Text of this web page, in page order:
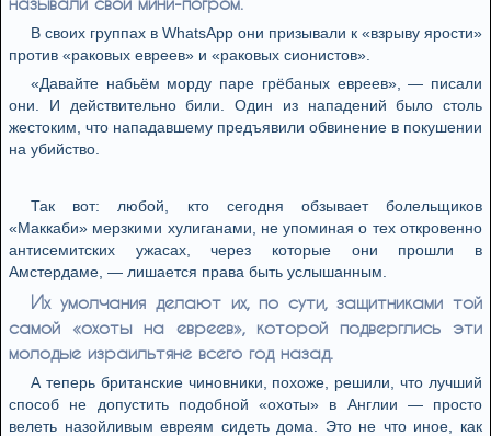
В своих группах в WhatsApp они призывали к «взрыву ярости»
против «раковых евреев» и «раковых сионистов».
«Давайте набьём морду паре грёбаных евреев», — писали
они. И действительно били. Один из нападений было столь
жестоким, что нападавшему предъявили обвинение в покушении
на убийство.
Так вот: любой, кто сегодня обзывает болельщиков
«Маккаби» мерзкими хулиганами, не упоминая о тех откровенно
антисемитских ужасах, через которые они прошли в
Амстердаме, — лишается права быть услышанным.
Их умолчания делают их, по сути, защитниками той
самой «охоты на евреев», которой подверглись эти
молодые израильтяне всего год назад.
А теперь британские чиновники, похоже, решили, что лучший
способ не допустить подобной «охоты» в Англии — просто
велеть назойливым евреям сидеть дома. Это не что иное, как